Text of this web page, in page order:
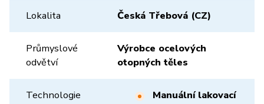
Lokalita Česká Třebová (CZ)
Průmyslové
odvětví
Výrobce ocelových
otopných těles
Technologie
Manuální lakovací